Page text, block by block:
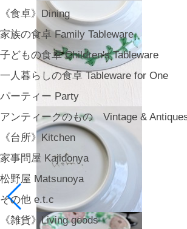
《食卓》Dining
家族の食卓 Family Tableware
子どもの食卓 Children's Tableware
一人暮らしの食卓 Tableware for One
パーティー Party
アンティークのもの Vintage &
《台所》Kitchen
家事問屋 Kajidonya
松野屋 Matsunoya
その他 e.t.c
《雑貨》Living goods